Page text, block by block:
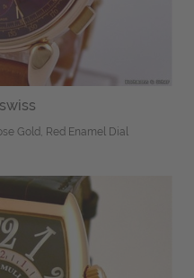
Gold, Red Enamel Dial